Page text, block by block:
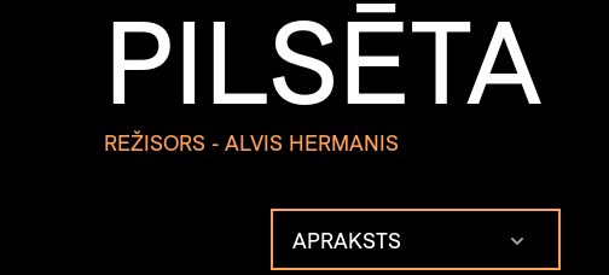
PILSĒTA
REŽISORS - ALVIS HERMANIS
APRAKSTS